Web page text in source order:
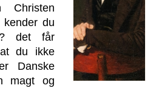
kender du
det får
du ikke
Danske
magt og